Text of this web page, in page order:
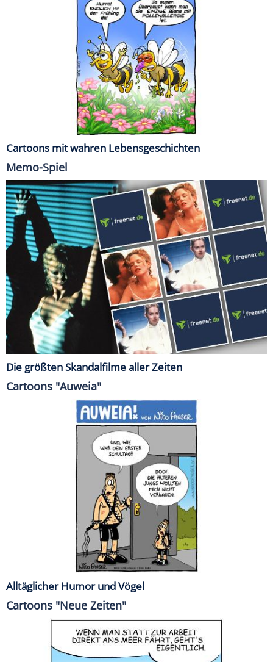
Cartoons mit wahren Lebensgeschichten
Memo-Spiel
Die größten Skandalfilme aller Zeiten
Cartoons "Auweia"
Alltäglicher Humor und Vögel
Cartoons "Neue Zeiten"